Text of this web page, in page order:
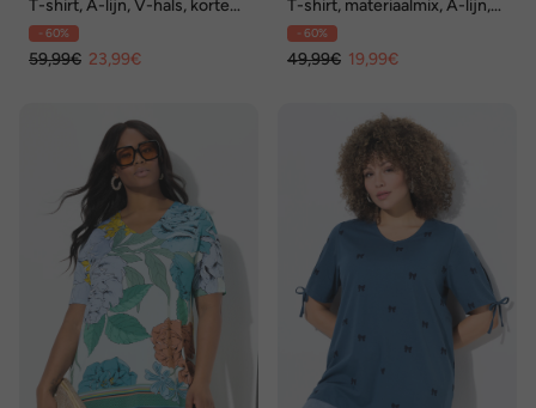
T-shirt, A-lijn, V-hals, korte
mouwen, Pima-katoen
- 60%
59,99€ 23,99€
T-shirt, materiaalmix, A-lijn,
V-hals, korte mouw
- 60%
49,99€ 19,99€